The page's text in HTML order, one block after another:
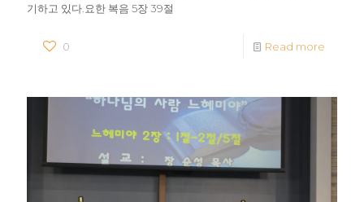
기하고 있다.요한 복음 5장 39절
0 Read more